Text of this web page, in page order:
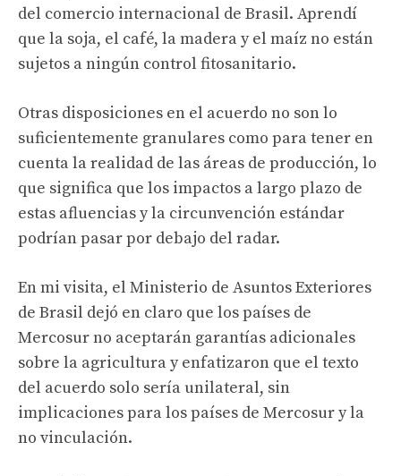
del comercio internacional de Brasil. Aprendí
que la soja, el café, la madera y el maíz no están
sujetos a ningún control fitosanitario.
Otras disposiciones en el acuerdo no son lo
suficientemente granulares como para tener en
cuenta la realidad de las áreas de producción, lo
que significa que los impactos a largo plazo de
estas afluencias y la circunvención estándar
podrían pasar por debajo del radar.
En mi visita, el Ministerio de Asuntos Exteriores
de Brasil dejó en claro que los países de
Mercosur no aceptarán garantías adicionales
sobre la agricultura y enfatizaron que el texto
del acuerdo solo sería unilateral, sin
implicaciones para los países de Mercosur y la
no vinculación.